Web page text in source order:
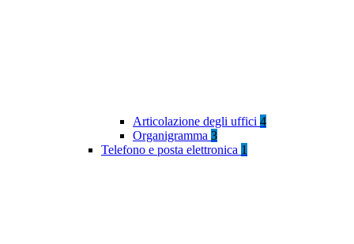
Articolazione degli uffici 4
Organigramma 3
Telefono e posta elettronica 1